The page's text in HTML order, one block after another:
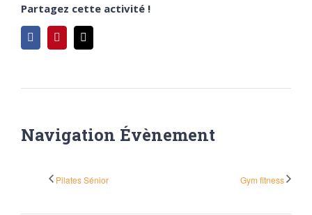
Partagez cette activité !
FacebookPinterest
Navigation Évènement
Pilates Sénior Gym fitness